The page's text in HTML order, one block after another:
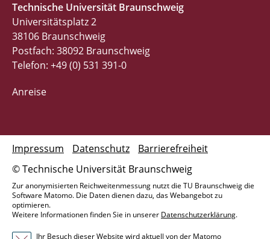
Technische Universität Braunschweig
Universitätsplatz 2
38106 Braunschweig
Postfach: 38092 Braunschweig
Telefon: +49 (0) 531 391-0
Anreise
© Technische Universität Braunschweig
Impressum Datenschutz Barrierefreiheit
Zur anonymisierten Reichweitenmessung nutzt die TU Braunschweig die
Software Matomo. Die Daten dienen dazu, das Webangebot zu
optimieren.
Weitere Informationen finden Sie in unserer Datenschutzerklärung.
Ihr Besuch dieser Website wird aktuell von der Matomo